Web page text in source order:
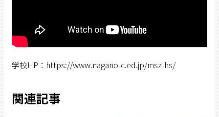
学校HP： https://www.nagano-c.ed.jp/msz-hs/
関連記事